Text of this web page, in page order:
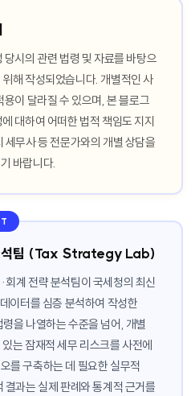
시의 관련 법령 및 자료를 바탕으
해 작성되었습니다. 개별적인 사
이 달라질 수 있으며, 본 블로그
대하여 어떠한 법적 책임도 지지
세무사 등 전문가와의 개별 상담을
바랍니다.
석팀 (Tax Strategy Lab)
회계 전략 분석팀이 국세청의 최신
이터를 심층 분석하여 작성한
을 나열하는 수준을 넘어, 개별
는 잠재적 세무 리스크를 사전에
를 구축하는 데 필요한 실무적
과는 실제 판례와 통계적 근거를